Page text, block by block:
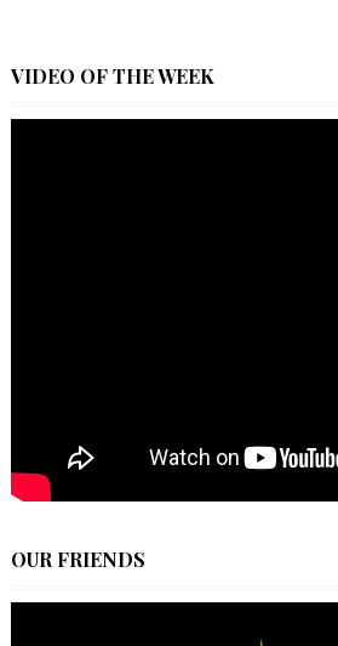
VIDEO OF THE WEEK
OUR FRIENDS